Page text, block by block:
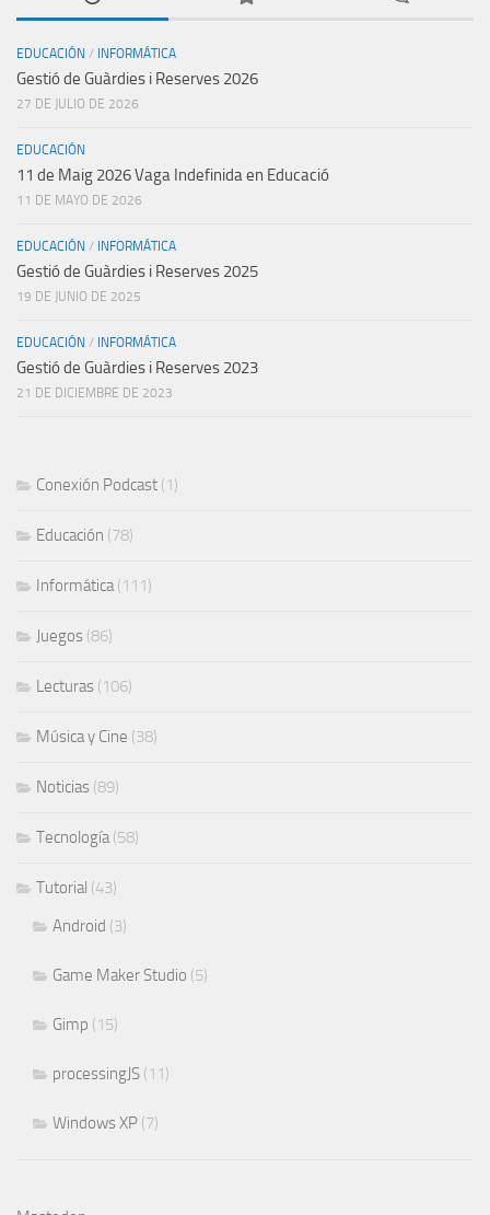
EDUCACIÓN / INFORMÁTICA
Gestió de Guàrdies i Reserves 2026
27 DE JULIO DE 2026
EDUCACIÓN
11 de Maig 2026 Vaga Indefinida en Educació
11 DE MAYO DE 2026
EDUCACIÓN / INFORMÁTICA
Gestió de Guàrdies i Reserves 2025
19 DE JUNIO DE 2025
EDUCACIÓN / INFORMÁTICA
Gestió de Guàrdies i Reserves 2023
21 DE DICIEMBRE DE 2023
Conexión Podcast (1)
Educación (78)
Informática(111)
Juegos (86)
Lecturas (106)
Música y Cine (38)
Noticias (89)
Tecnología(58)
Tutorial (43)
Android (3)
Game Maker Studio (5)
Gimp (15)
processingJS (11)
Windows XP (7)